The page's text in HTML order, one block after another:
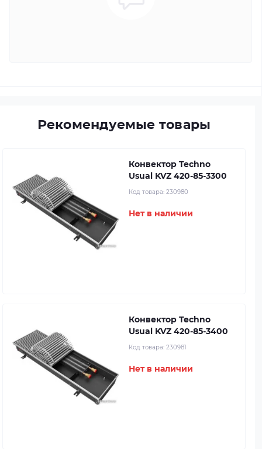
Рекомендуемые товары
Конвектор Techno
Usual KVZ 420-85-3300
Код товара: 230980
Нет в наличии
Конвектор Techno
Usual KVZ 420-85-3400
Код товара: 230981
Нет в наличии